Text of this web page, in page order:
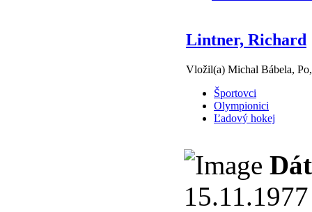
Lintner, Richard
Vložil(a) Michal Bábela,
Športovci
Olympionici
Ľadový hokej
15.11.1977